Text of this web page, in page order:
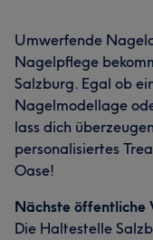
Umwerfende
Nagelpflege
Salzburg. Egal ob
Nagelmodellage
lass dich
personalisiertes
Oase!
Nächste öffentliche
Die Haltestelle